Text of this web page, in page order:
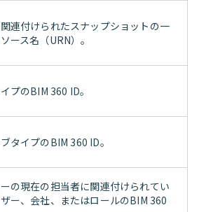
連付けられたスナップショットの一
ース名（URN）。
プのBIM 360 ID。
タイプのBIM 360 ID。
の現在の担当者に関連付けられてい
ー、会社、またはロールのBIM 360